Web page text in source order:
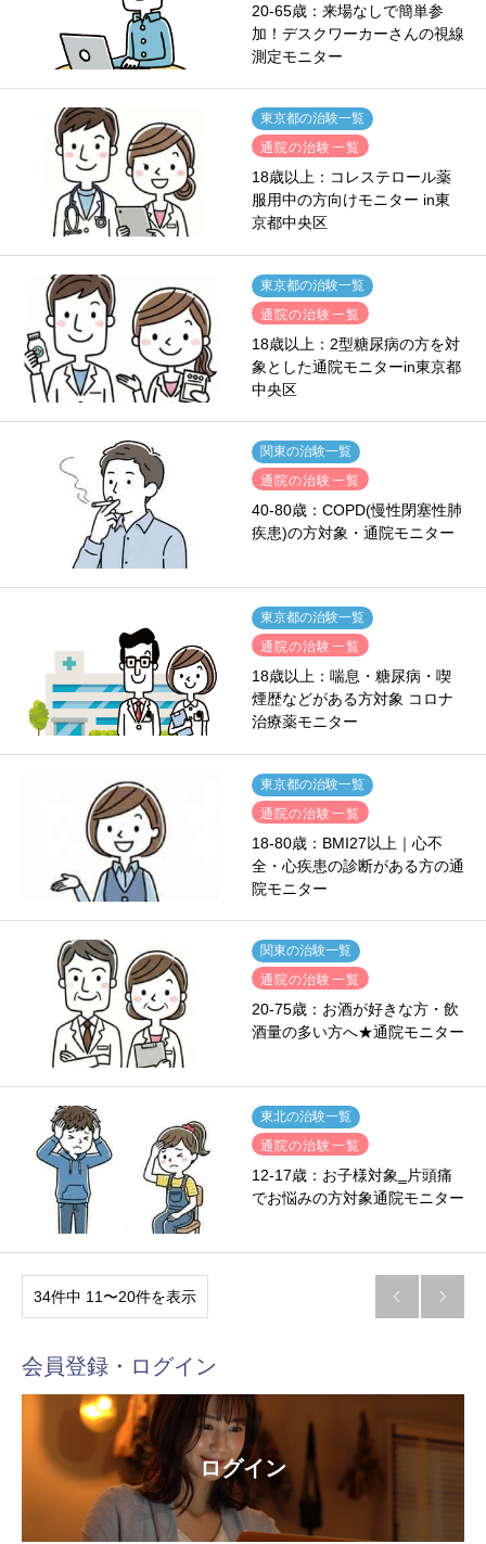
20-65歳：来場なしで簡単参
加！デスクワーカーさんの視線
測定モニター
東京都の治験一覧
通院の治験一覧
18歳以上：コレステロール薬
服用中の方向けモニター in東
京都中央区
東京都の治験一覧
通院の治験一覧
18歳以上：2型糖尿病の方を対
象とした通院モニターin東京都
中央区
関東の治験一覧
通院の治験一覧
40-80歳：COPD(慢性閉塞性肺
疾患)の方対象・通院モニター
東京都の治験一覧
通院の治験一覧
18歳以上：喘息・糖尿病・喫
煙歴などがある方対象 コロナ
治療薬モニター
東京都の治験一覧
通院の治験一覧
18-80歳：BMI27以上｜心不
全・心疾患の診断がある方の通
院モニター
関東の治験一覧
通院の治験一覧
20-75歳：お酒が好きな方・飲
酒量の多い方へ★通院モニター
東北の治験一覧
通院の治験一覧
12-17歳：お子様対象‗片頭痛
でお悩みの方対象通院モニター
34件中 11〜20件を表示  
会員登録・ログイン
ログイン